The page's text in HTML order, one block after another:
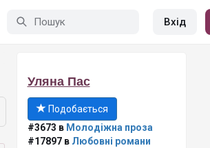
Вхід
Уляна Пас
Подобається
#3673 в Молодіжна проза
#17897 в Любовні романи